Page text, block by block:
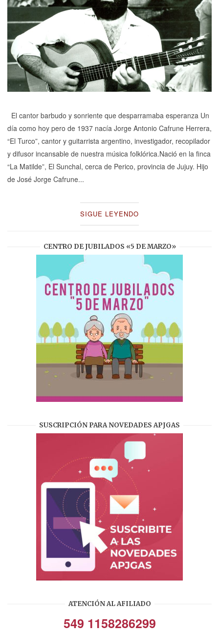
El cantor barbudo y sonriente que desparramaba esperanza Un
día como hoy pero de 1937 nacía Jorge Antonio Cafrune Herrera,
“El Turco”, cantor y guitarrista argentino, investigador, recopilador
y difusor incansable de nuestra música folklórica.Nació en la finca
“La Matilde”, El Sunchal, cerca de Perico, provincia de Jujuy. Hijo
de José Jorge Cafrune...
SIGUE LEYENDO
CENTRO DE JUBILADOS «5 DE MARZO»
SUSCRIPCIÓN PARA NOVEDADES APJGAS
ATENCIÓN AL AFILIADO
549 1158286299